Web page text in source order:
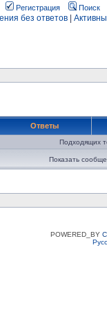
Регистрация Поиск
без ответов
Ответы
Подходящих
Показать
POWERED_BY